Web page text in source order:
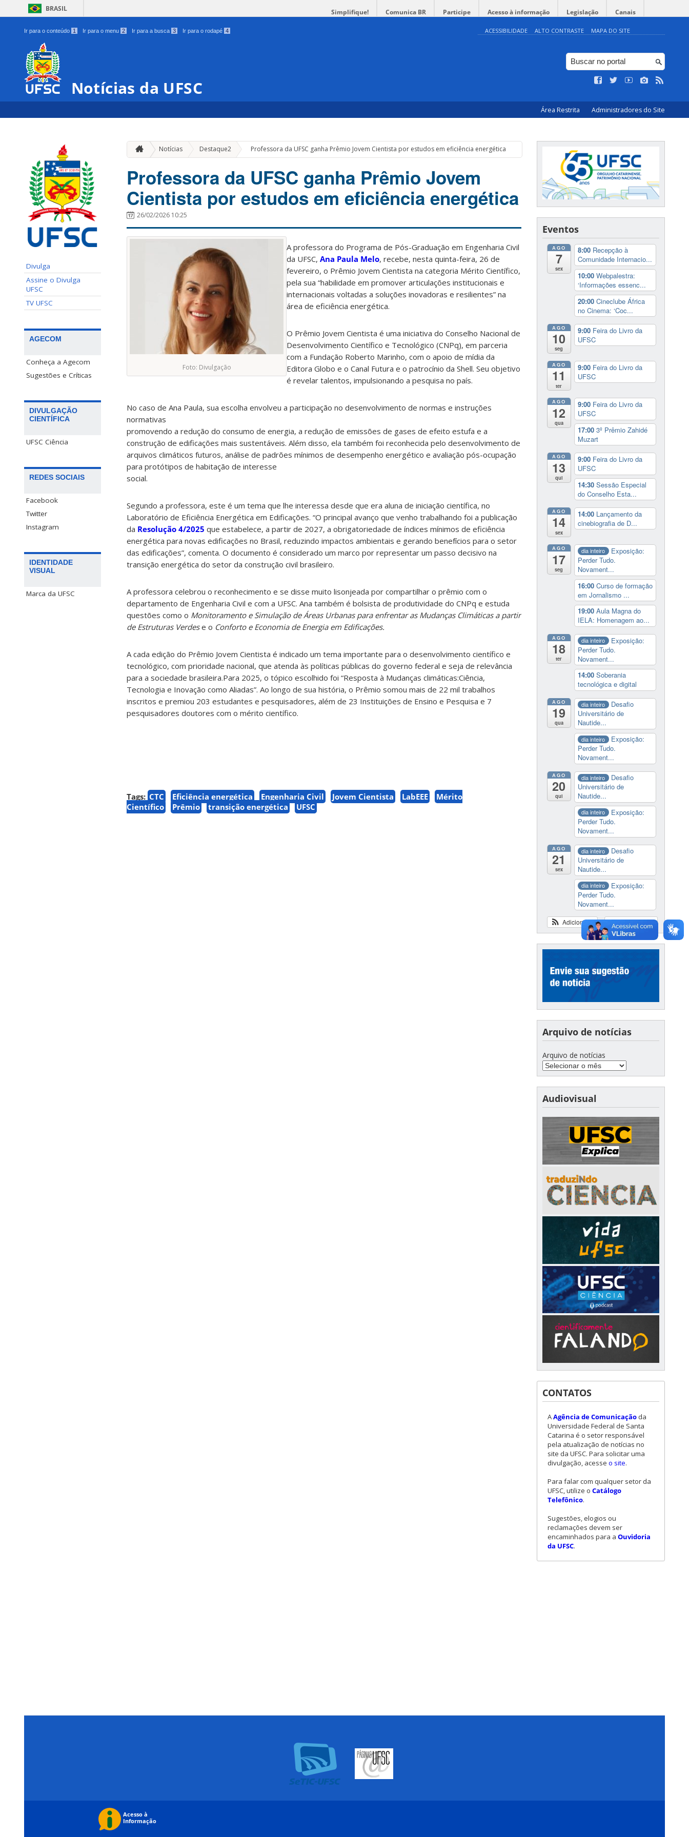
BRASIL Simplifique! Comunica BR Participe Acesso à informação Legislação Canais
Ir para o conteúdo 1 Ir para o menu 2 Ir para a busca 3 Ir para o rodapé 4 ACESSIBILIDADE ALTO CONTRASTE MAPA DO SITE
Notícias da UFSC
Área Restrita Administradores do Site
Divulga
Assine o Divulga
UFSC
TV UFSC
AGECOM
Conheça a Agecom
Sugestões e Críticas
DIVULGAÇÃO
CIENTÍFICA
UFSC Ciência
REDES SOCIAIS
Facebook
Twitter
Instagram
IDENTIDADE
VISUAL
Marca da UFSC
Notícias Destaque2 » Professora da UFSC ganha Prêmio Jovem Cientista por estudos em eficiência energética
Professora da UFSC ganha Prêmio Jovem
Cientista por estudos em eficiência energética
26/02/2026 10:25
Foto: Divulgação
A professora do Programa de Pós-Graduação em Engenharia Civil
da UFSC, Ana Paula Melo, recebe, nesta quinta-feira, 26 de
fevereiro, o Prêmio Jovem Cientista na categoria Mérito Científico,
pela sua “habilidade em promover articulações institucionais e
internacionais voltadas a soluções inovadoras e resilientes” na
área de eficiência energética.
O Prêmio Jovem Cientista é uma iniciativa do Conselho Nacional de
Desenvolvimento Científico e Tecnológico (CNPq), em parceria
com a Fundação Roberto Marinho, com o apoio de mídia da
Editora Globo e o Canal Futura e o patrocínio da Shell. Seu objetivo
é revelar talentos, impulsionando a pesquisa no país.
No caso de Ana Paula, sua escolha envolveu a participação no desenvolvimento de normas e instruções
normativas
promovendo a redução do consumo de energia, a redução de emissões de gases de efeito estufa e a
construção de edificações mais sustentáveis. Além disso, ela também foi reconhecida pelo desenvolvimento de
arquivos climáticos futuros, análise de padrões mínimos de desempenho energético e avaliação pós-ocupação
para protótipos de habitação de interesse
social.
Segundo a professora, este é um tema que lhe interessa desde que era aluna de iniciação científica, no
Laboratório de Eficiência Energética em Edificações. “O principal avanço que venho trabalhando foi a publicação
da Resolução 4/2025 que estabelece, a partir de 2027, a obrigatoriedade de índices mínimos de eficiência
energética para novas edificações no Brasil, reduzindo impactos ambientais e gerando benefícios para o setor
das edificações”, comenta. O documento é considerado um marco por representar um passo decisivo na
transição energética do setor da construção civil brasileiro.
A professora celebrou o reconhecimento e se disse muito lisonjeada por compartilhar o prêmio com o
departamento de Engenharia Civil e com a UFSC. Ana também é bolsista de produtividade do CNPq e estuda
questões como o Monitoramento e Simulação de Áreas Urbanas para enfrentar as Mudanças Climáticas a partir
de Estruturas Verdese o Conforto e Economia de Energia em Edificações.
A cada edição do Prêmio Jovem Cientista é indicado um tema importante para o desenvolvimento científico e
tecnológico, com prioridade nacional, que atenda às políticas públicas do governo federal e seja de relevância
para a sociedade brasileira.Para 2025, o tópico escolhido foi “Resposta à Mudanças climáticas:Ciência,
Tecnologia e Inovação como Aliadas”. Ao longo de sua história, o Prêmio somou mais de 22 mil trabalhos
inscritos e premiou 203 estudantes e pesquisadores, além de 23 Instituições de Ensino e Pesquisa e 7
pesquisadores doutores com o mérito científico.
Tags: CTC Eficiência energética Engenharia Civil Jovem Cientista LabEEE
Mérito
Científico
Prêmio transição energética UFSC
Eventos
AGO
7
sex
8:00 Recepção à
Comunidade Internacio...
10:00 Webpalestra:
‘Informações essenc...
20:00 Cineclube África
no Cinema: ‘Coc...
AGO
10
seg
9:00 Feira do Livro da
UFSC
AGO
11
ter
9:00 Feira do Livro da
UFSC
AGO
12
qua
9:00 Feira do Livro da
UFSC
17:00 3º Prêmio Zahidé
Muzart
AGO
13
qui
9:00 Feira do Livro da
UFSC
14:30 Sessão Especial
do Conselho Esta...
AGO
14
sex
14:00 Lançamento da
cinebiografia de D...
AGO
17
seg
dia inteiro
Exposição:
Perder Tudo.
Novament...
16:00 Curso de formação
em Jornalismo ...
19:00 Aula Magna do
IELA: Homenagem ao...
AGO
18
ter
dia inteiro
Exposição:
Perder Tudo.
Novament...
14:00 Soberania
tecnológica e digital
AGO
19
qua
dia inteiro
Desafio
Universitário de
Nautide...
dia inteiro
Exposição:
Perder Tudo.
Novament...
AGO
20
qui
dia inteiro
Desafio
Universitário de
Nautide...
dia inteiro
Exposição:
Perder Tudo.
Novament...
AGO
21
sex
dia inteiro
Desafio
Universitário de
Nautide...
dia inteiro
Exposição:
Perder Tudo.
Novament...
Ver calendário
Adicionar
Arquivo de notícias
Arquivo de notícias
Audiovisual
CONTATOS
AAgência de Comunicação da
Universidade Federal de Santa
Catarina é o setor responsável
pela atualização de notícias no
site da UFSC. Para solicitar uma
divulgação, acesse o site.
Para falar com qualquer setor da
UFSC, utilize o Catálogo
Telefônico.
Sugestões, elogios ou
reclamações devem ser
encaminhados para a Ouvidoria
da UFSC.